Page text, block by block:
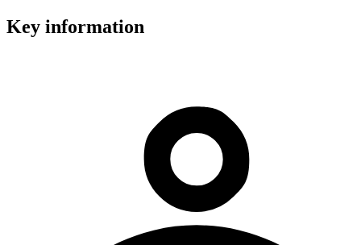
Key information